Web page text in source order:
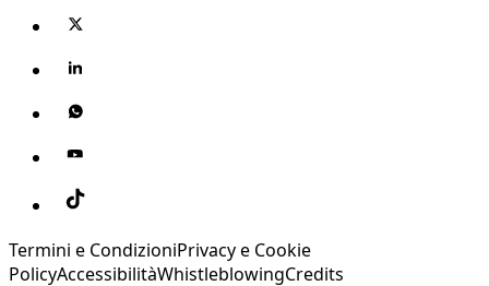
Termini e CondizioniPrivacy e Cookie
PolicyAccessibilitàWhistleblowingCredits